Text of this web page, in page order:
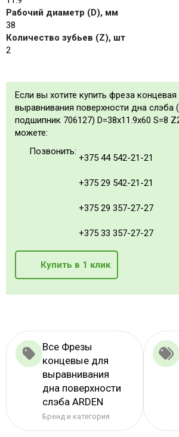
Рабочий диаметр (D), мм
38
Количество зубьев (Z), шт
2
Если вы хотите купить фреза концевая
выравнивания поверхности дна слэба
подшипник 706127) D=38x11.9x60 S=8
можете:
Позвонить:
+375 44 542-21-21
+375 29 542-21-21
+375 29 357-27-27
+375 33 357-27-27
Купить в 1 клик
Все Фрезы
концевые для
выравнивания
дна поверхности
слэба ARDEN
Бренд и категория